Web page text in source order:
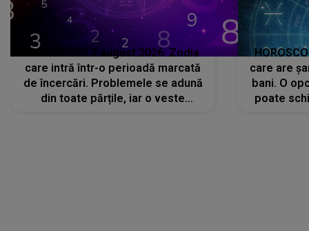
HOROSCOP 7 august 2026. Zodia
care intră într-o perioadă marcată
de încercări. Problemele se adună
din toate părțile, iar o veste
care are
bani. O
poate